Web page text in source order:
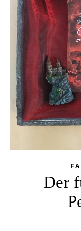
Der